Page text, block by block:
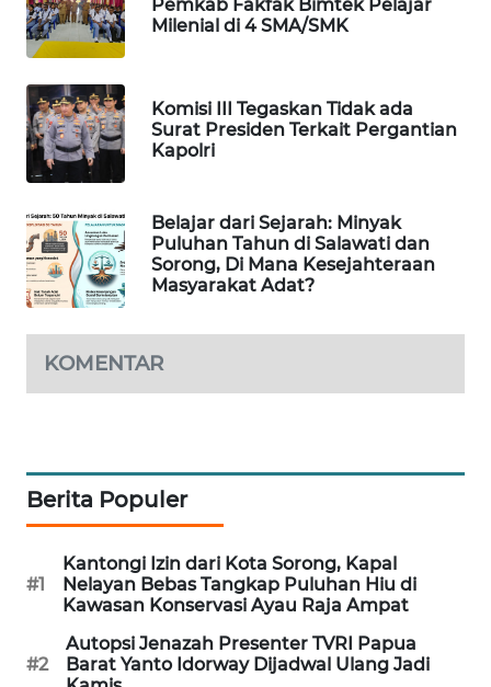
Pemkab Fakfak Bimtek Pelajar
Milenial di 4 SMA/SMK
Komisi III Tegaskan Tidak ada
Surat Presiden Terkait Pergantian
Kapolri
Belajar dari Sejarah: Minyak
Puluhan Tahun di Salawati dan
Sorong, Di Mana Kesejahteraan
Masyarakat Adat?
KOMENTAR
Berita Populer
#1
Kantongi Izin dari Kota Sorong, Kapal
Nelayan Bebas Tangkap Puluhan Hiu di
Kawasan Konservasi Ayau Raja Ampat
#2
Autopsi Jenazah Presenter TVRI Papua
Barat Yanto Idorway Dijadwal Ulang Jadi
PORTAL
KONSUMEN
FORWAMKI
ALPERKLINAS
FORJASIDA
TAMBANG
SITUNGIR
NEWS
NEWS
NEWS
SIANTAR
NEWS